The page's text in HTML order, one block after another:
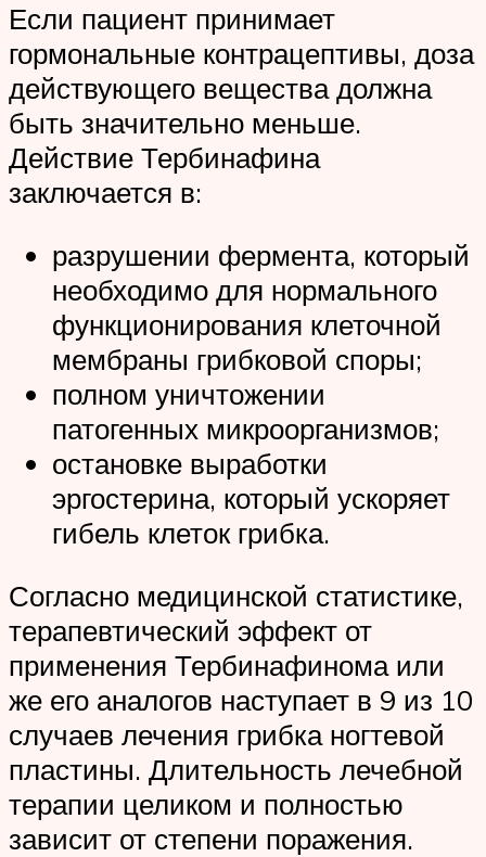
Если пациент принимает
гормональные контрацептивы, доза
действующего вещества должна
быть значительно меньше.
Действие Тербинафина
заключается в:
разрушении фермента, который
необходимо для нормального
функционирования клеточной
мембраны грибковой споры;
полном уничтожении
патогенных микроорганизмов;
остановке выработки
эргостерина, который ускоряет
гибель клеток грибка.
Согласно медицинской статистике,
терапевтический эффект от
применения Тербинафинома или
же его аналогов наступает в 9 из 10
случаев лечения грибка ногтевой
пластины. Длительность лечебной
терапии целиком и полностью
зависит от степени поражения.